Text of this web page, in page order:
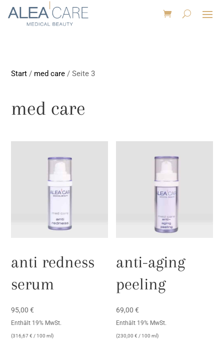
Start / med care / Seite 3
med care
anti redness
serum
95,00€
Enthält 19% MwSt.
(316,67€ / 100 ml)
anti-aging
peeling
69,00€
Enthält 19% MwSt.
(230,00€ / 100 ml)